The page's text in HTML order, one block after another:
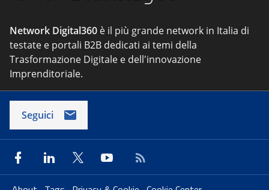
Network Digital360 è il più grande network in Italia di
testate e portali B2B dedicati ai temi della
Trasformazione Digitale e dell'innovazione
Imprenditoriale.
Seguici